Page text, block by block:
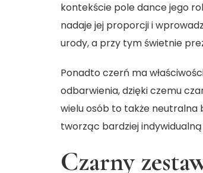
kontekście pole dance jego
nadaje jej proporcji i
urody, a przy tym świetnie
Ponadto czerń ma
odbarwienia, dzięki czemu
wielu osób to także neutralna
tworząc bardziej
Czarny